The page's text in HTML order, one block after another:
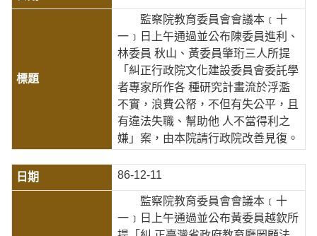
監察院教育委員會會議本﹝十
一﹞日上午通過並公布陳委員進利、
林委員 秋山、黃委員肇珩三人所提
「糾正行政院文化建設委員會委託學
者專家所作各 種研究計畫流於浮濫
不實，浪費公帑，不但有失公平，且
有違法失職、幫助他 人不當得利之
嫌」案，由本院請行政院改善見復。
86-12-11
監察院教育委員會會議本﹝十
一﹞日上午通過並公布黃委員越欽所